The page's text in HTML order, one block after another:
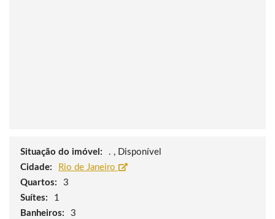
Situação do imóvel:
. , Disponível
Cidade:
Rio de Janeiro
Quartos:
3
Suítes:
1
Banheiros:
3